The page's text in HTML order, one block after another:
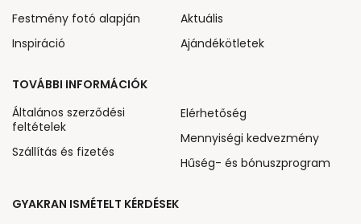
Festmény fotó alapján
Inspiráció
Aktuális
Ajándékötletek
TOVÁBBI INFORMÁCIÓK
Általános szerződési
feltételek
Szállítás és fizetés
Elérhetőség
Mennyiségi kedvezmény
Hűség- és bónuszprogram
GYAKRAN ISMÉTELT KÉRDÉSEK